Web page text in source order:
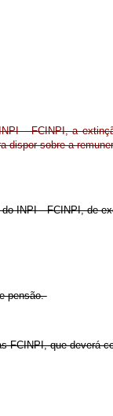
- FCINPI, a
dispor sobre a
INPI - FCINPI, de
pensão.
FCINPI, que deverá